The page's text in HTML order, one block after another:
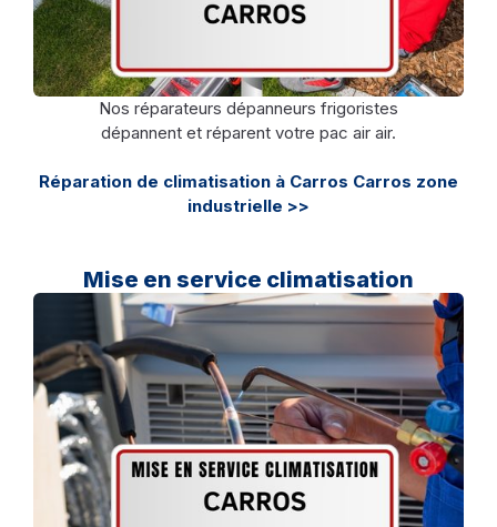
Nos réparateurs dépanneurs frigoristes
dépannent et réparent votre pac air air.
Réparation de climatisation à Carros Carros zone
industrielle >>
Mise en service climatisation